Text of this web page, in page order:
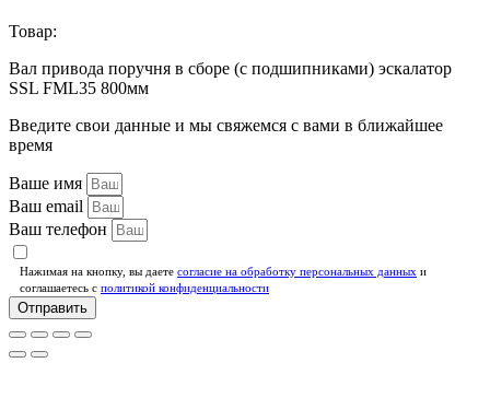
Товар:
Вал привода поручня в сборе (с подшипниками) эскалатор
SSL FML35 800мм
Введите свои данные и мы свяжемся с вами в ближайшее
время
Ваше имя
Ваш email
Ваш телефон
Нажимая на кнопку, вы даете согласие на обработку персональных данных и
соглашаетесь c политикой конфиденциальности
Отправить